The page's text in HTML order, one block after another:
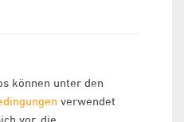
können unter den
verwendet
vor, die